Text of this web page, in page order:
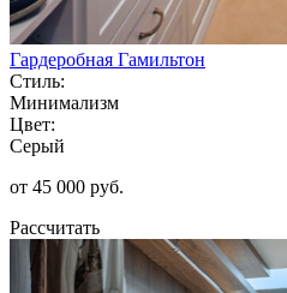
Гардеробная Гамильтон
Стиль:
Минимализм
Цвет:
Серый
от 45 000 руб.
Рассчитать